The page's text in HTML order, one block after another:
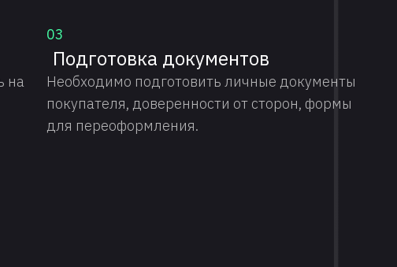
на
03
Подготовка документов
Необходимо подготовить личные документы
покупателя, доверенности от сторон, формы
для переоформления.